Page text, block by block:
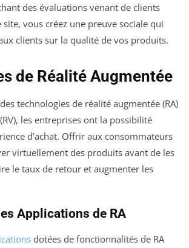
des évaluations venant de clients
vous créez une preuve sociale qui
clients sur la qualité de vos produits.
de Réalité Augmentée
technologies de réalité augmentée (RA)
les entreprises ont la possibilité
d’achat. Offrir aux consommateurs
virtuellement des produits avant de les
le taux de retour et augmenter les
Applications de RA
dotées de fonctionnalités de RA